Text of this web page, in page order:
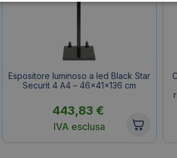
Espositore luminoso a led Black Star
Securit 4 A4 – 46x41x136 cm
443,83€
IVA esclusa